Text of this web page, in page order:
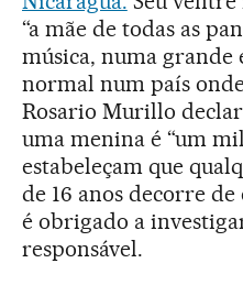
“a mãe de todas as
música, numa grande
normal num país
Rosario Murillo
uma menina é “um
estabeleçam que
de 16 anos decorre
é obrigado a
responsável.